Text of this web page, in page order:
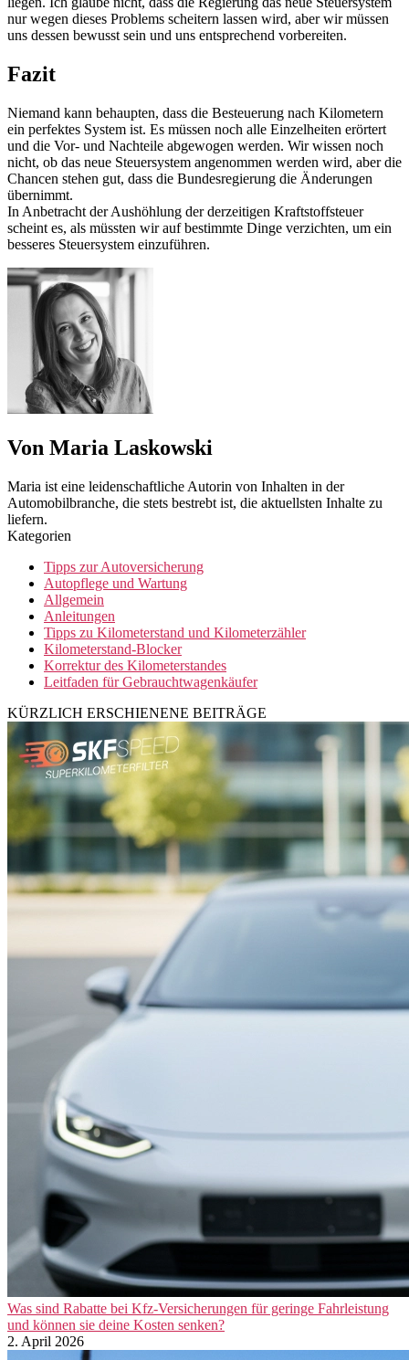
nur wegen dieses Problems scheitern lassen wird, aber wir müssen
uns dessen bewusst sein und uns entsprechend vorbereiten.
Fazit
Niemand kann behaupten, dass die Besteuerung nach Kilometern
ein perfektes System ist. Es müssen noch alle Einzelheiten erörtert
und die Vor- und Nachteile abgewogen werden. Wir wissen noch
nicht, ob das neue Steuersystem angenommen werden wird, aber die
Chancen stehen gut, dass die Bundesregierung die Änderungen
übernimmt.
In Anbetracht der Aushöhlung der derzeitigen Kraftstoffsteuer
scheint es, als müssten wir auf bestimmte Dinge verzichten, um ein
besseres Steuersystem einzuführen.
Von Maria Laskowski
Maria ist eine leidenschaftliche Autorin von Inhalten in der
Automobilbranche, die stets bestrebt ist, die aktuellsten Inhalte zu
liefern.
Kategorien
Tipps zur Autoversicherung
Autopflege und Wartung
Allgemein
Anleitungen
Tipps zu Kilometerstand und Kilometerzähler
Kilometerstand-Blocker
Korrektur des Kilometerstandes
Leitfaden für Gebrauchtwagenkäufer
KÜRZLICH ERSCHIENENE BEITRÄGE
Was sind Rabatte bei Kfz-Versicherungen für geringe Fahrleistung
und können sie deine Kosten senken?
2. April 2026